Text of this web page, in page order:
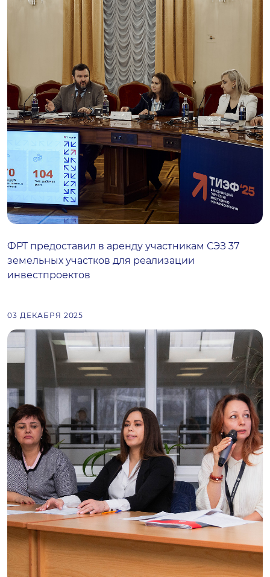
ФРТ предоставил в аренду участникам СЭЗ 37
земельных участков для реализации
инвестпроектов
03 ДЕКАБРЯ 2025